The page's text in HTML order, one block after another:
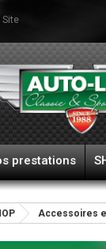
Site
prestations
Accessoires